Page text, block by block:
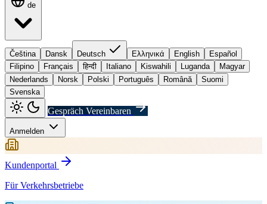
de
Čeština Dansk Deutsch Ελληνικά English
Español
Filipino
Français हिन्दी Italiano Kiswahili Luganda
Magyar
Nederlands
Norsk Polski Português Română
Suomi
Svenska
Gespräch Vereinbaren
Anmelden
Kundenportal
Für Verkehrsbetriebe